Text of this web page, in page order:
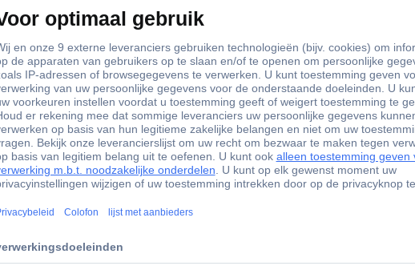
Blickle ALBS 127/20K Kunststofwiel Wieldiameter: 125 mm Draagvermogen (max.): 450 kg 1 stuk(s) 54 mm
Polyurethaan
Wieldiameter: 150 mm Draagvermogen (max.): 500 kg 1 stuk(s) 50 mm
Polyurethaan
Aluminium
150 mm 20 mm